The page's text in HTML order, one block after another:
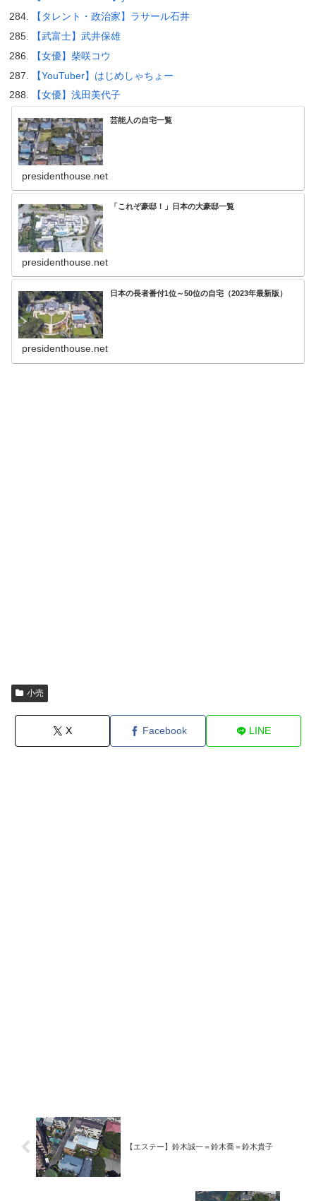
【タレント・政治家】ラサール石井
【武富士】武井保雄
【女優】柴咲コウ
【YouTuber】はじめしゃちょー
【女優】浅田美代子
芸能人の自宅一覧
presidenthouse.net
「これぞ豪邸！」日本の大豪邸一覧
presidenthouse.net
日本の長者番付1位～50位の自宅（2023年最新版）
presidenthouse.net
小売
X Facebook LINE
【エステー】鈴木誠一＝鈴木喬＝鈴木貴子